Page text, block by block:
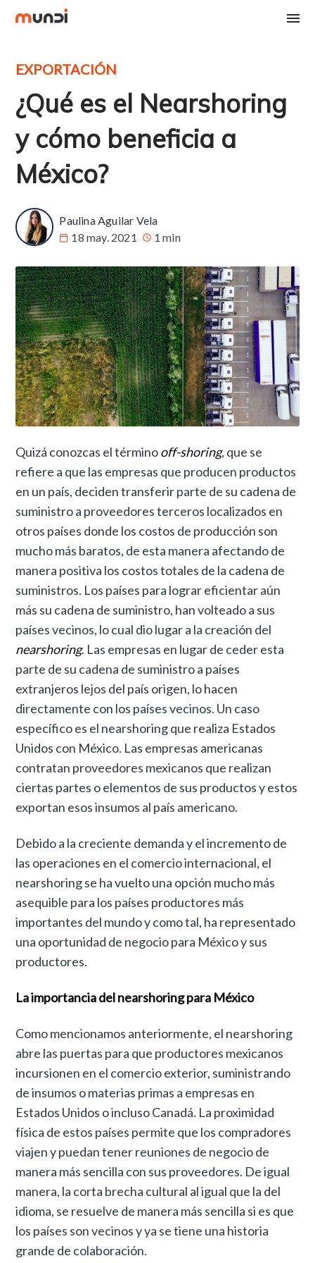
EXPORTACIÓN
¿Qué es el Nearshoring
y cómo beneficia a
México?
Paulina Aguilar Vela
18 may. 2021
1 min
Quizá conozcas el términooff-shoring, que se
refiere a que las empresas que producen productos
en un país, deciden transferir parte de su cadena de
suministro a proveedores terceros localizados en
otros países donde los costos de producción son
mucho más baratos, de esta manera afectando de
manera positiva los costos totales de la cadena de
suministros. Los países para lograr eficientar aún
más su cadena de suministro, han volteado a sus
países vecinos, lo cual dio lugar a la creación del
nearshoring. Las empresas en lugar de ceder esta
parte de su cadena de suministro a países
extranjeros lejos del país origen, lo hacen
directamente con los países vecinos. Un caso
específico es el nearshoring que realiza Estados
Unidos con México. Las empresas americanas
contratan proveedores mexicanos que realizan
ciertas partes o elementos de sus productos y estos
exportan esos insumos al país americano.
Debido a la creciente demanda y el incremento de
las operaciones en el comercio internacional, el
nearshoring se ha vuelto una opción mucho más
asequible para los países productores más
importantes del mundo y como tal, ha representado
una oportunidad de negocio para México y sus
productores.
La importancia del nearshoring para México
Como mencionamos anteriormente, el nearshoring
abre las puertas para que productores mexicanos
incursionen en el comercio exterior, suministrando
de insumos o materias primas a empresas en
Estados Unidos o incluso Canadá. La proximidad
física de estos países permite que los compradores
viajen y puedan tener reuniones de negocio de
manera más sencilla con sus proveedores. De igual
manera, la corta brecha cultural al igual que la del
idioma, se resuelve de manera más sencilla si es que
los países son vecinos y ya se tiene una historia
grande de colaboración.